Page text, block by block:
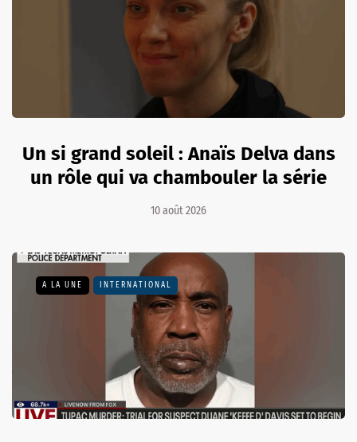
Un si grand soleil : Anaïs Delva dans
un rôle qui va chambouler la série
10 août 2026
A LA UNE INTERNATIONAL